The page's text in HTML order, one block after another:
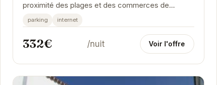
proximité des plages et des commerces de
Noirmoutier-en-l'Île. Avec ses 3 chambres
spacieuses,...
parking internet
332€ /nuit Voir l'offre